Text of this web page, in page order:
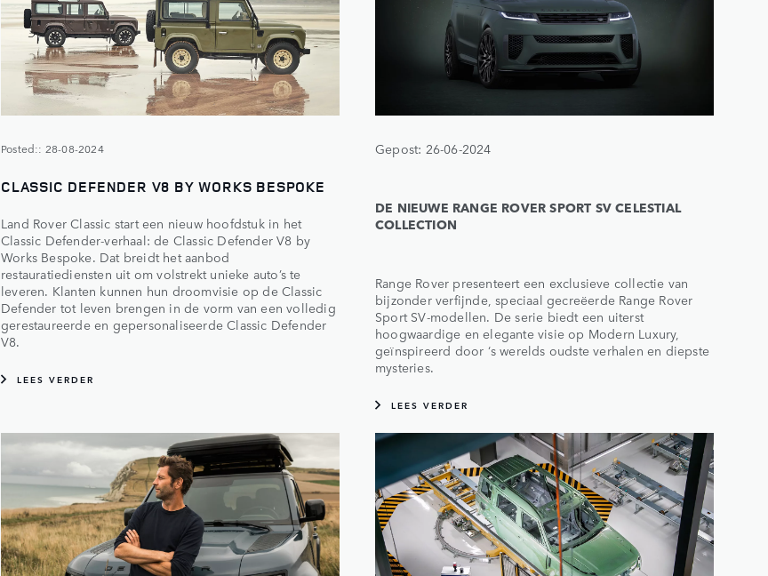
Posted:: 28-08-2024
CLASSIC DEFENDER V8 BY WORKS BESPOKE
Land Rover Classic start een nieuw hoofdstuk in het
Classic Defender-verhaal: de Classic Defender V8 by
Works Bespoke. Dat breidt het aanbod
restauratiediensten uit om volstrekt unieke auto’s te
leveren. Klanten kunnen hun droomvisie op de Classic
Defender tot leven brengen in de vorm van een volledig
gerestaureerde en gepersonaliseerde Classic Defender
V8.
LEES VERDER
Gepost: 26-06-2024
DE NIEUWE RANGE ROVER SPORT SV CELESTIAL
COLLECTION
Range Rover presenteert een exclusieve collectie van
bijzonder verfijnde, speciaal gecreëerde Range Rover
Sport SV-modellen. De serie biedt een uiterst
hoogwaardige en elegante visie op Modern Luxury,
geïnspireerd door ‘s werelds oudste verhalen en diepste
mysteries.
LEES VERDER